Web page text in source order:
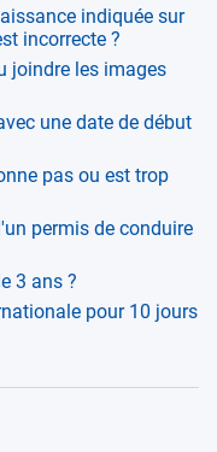
indiquée sur
incorrecte ?
joindre les images
une date de début
pas ou est trop
permis de conduire
3 ans ?
pour 10 jours